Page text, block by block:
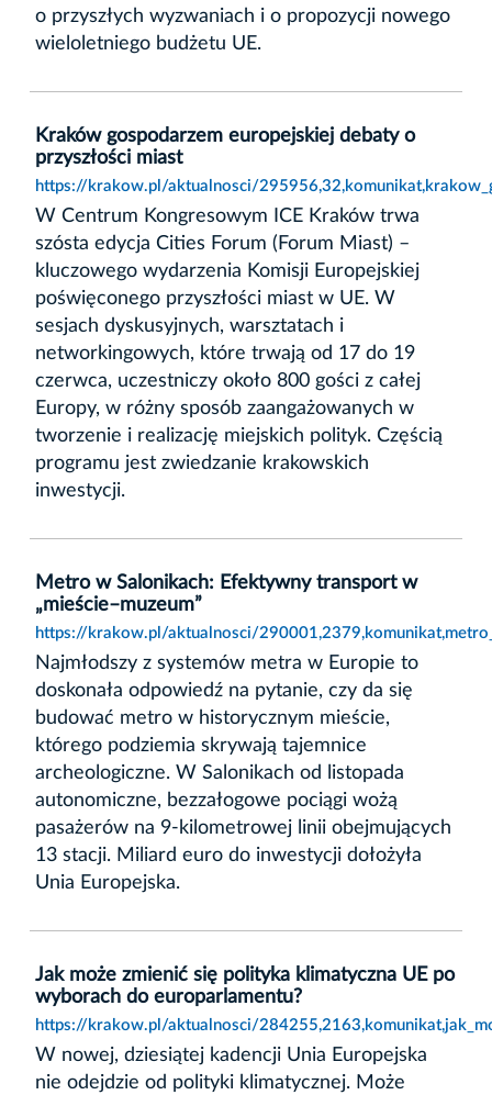
o przyszłych wyzwaniach i o propozycji nowego
wieloletniego budżetu UE.
Kraków gospodarzem europejskiej debaty o
przyszłości miast
https://krakow.pl/aktualnosci/
W Centrum Kongresowym ICE Kraków trwa
szósta edycja Cities Forum (Forum Miast) –
kluczowego wydarzenia Komisji Europejskiej
poświęconego przyszłości miast w UE. W
sesjach dyskusyjnych, warsztatach i
networkingowych, które trwają od 17 do 19
czerwca, uczestniczy około 800 gości z całej
Europy, w różny sposób zaangażowanych w
tworzenie i realizację miejskich polityk. Częścią
programu jest zwiedzanie krakowskich
inwestycji.
Metro w Salonikach: Efektywny transport w
„mieście–muzeum”
https://krakow.pl/aktualnosci/
Najmłodszy z systemów metra w Europie to
doskonała odpowiedź na pytanie, czy da się
budować metro w historycznym mieście,
którego podziemia skrywają tajemnice
archeologiczne. W Salonikach od listopada
autonomiczne, bezzałogowe pociągi wożą
pasażerów na 9-kilometrowej linii obejmujących
13 stacji. Miliard euro do inwestycji dołożyła
Unia Europejska.
Jak może zmienić się polityka klimatyczna UE po
wyborach do europarlamentu?
https://krakow.pl/aktualnosci/
W nowej, dziesiątej kadencji Unia Europejska
nie odejdzie od polityki klimatycznej. Może